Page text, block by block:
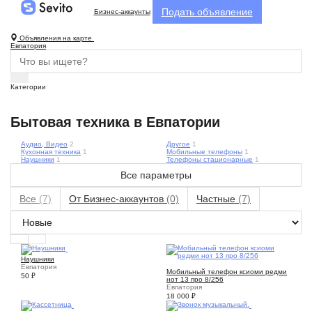
Бизнес-аккаунты Подать объявление
Объявления на карте
Евпатория
Категории
Бытовая техника в Евпатории
Аудио, Видео 2 Другое 1
Кухонная техника 1 Мобильные телефоны 1
Наушники 1 Телефоны стационарные 1
Все параметры
Все (7) От Бизнес-аккаунтов (0) Частные (7)
Наушники
Евпатория
50 ₽
Мобильный телефон ксиоми редми
нот 13 про 8/256
Евпатория
18 000 ₽